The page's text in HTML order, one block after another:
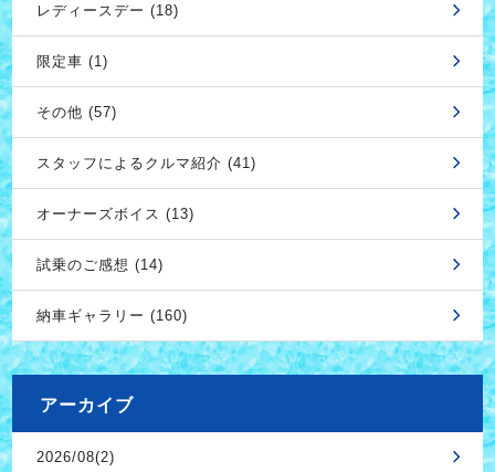
レディースデー (18)
限定車 (1)
その他 (57)
スタッフによるクルマ紹介 (41)
オーナーズボイス (13)
試乗のご感想 (14)
納車ギャラリー (160)
アーカイブ
2026/08(2)